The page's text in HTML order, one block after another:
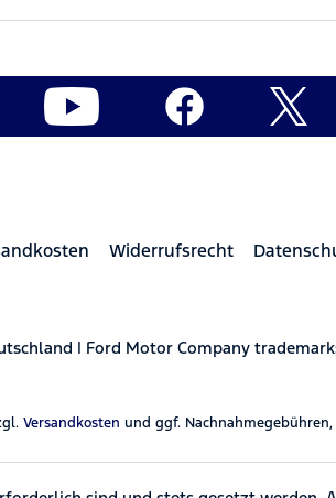
Widerrufsrecht
| Ford Motor Company
Versandkosten und ggf.